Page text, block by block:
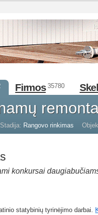
Firmos 35780
Stadija: Rangovo rinkimas
konkursai
statybinių tyrinėjimo darbai.